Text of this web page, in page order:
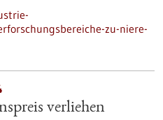
zu-niere-
verliehen